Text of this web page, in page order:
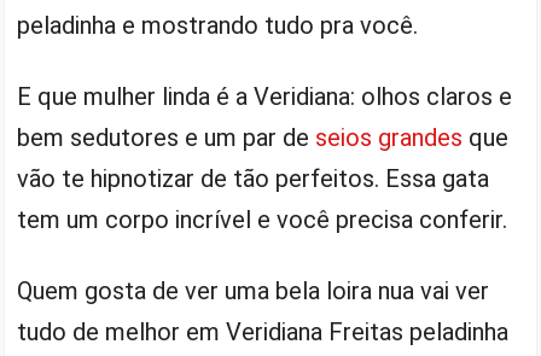
peladinha e mostrando tudo pra você.
E que mulher linda é a Veridiana: olhos claros e
bem sedutores e um par de seios grandes que
vão te hipnotizar de tão perfeitos. Essa gata
tem um corpo incrível e você precisa conferir.
Quem gosta de ver uma bela loira nua vai ver
tudo de melhor em Veridiana Freitas peladinha